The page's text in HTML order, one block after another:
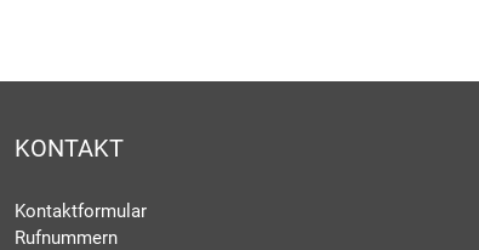
KONTAKT
Kontaktformular
Rufnummern